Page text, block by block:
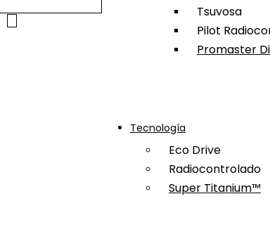
Tsuyosa
Pilot
Promaster
Tecnología
Eco Drive
Radiocontrolado
Super Titanium™